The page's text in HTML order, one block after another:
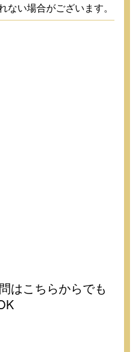
い場合がございます。
はこちらからでも